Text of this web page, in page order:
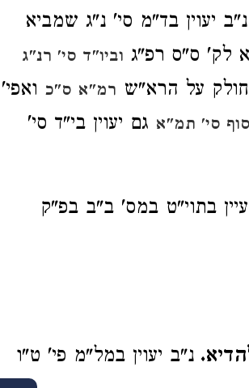
נ"ב יעוין בד"מ סי' נ"ג שמביא
לק' ס"ס רפ"ג וביו"ד סי' רנ"ג
על הרא"ש רמ"א ס"כ ואפי'
סי' תמ"א גם יעוין בי"ד סי'
בתוי"ט במס' ב"ב בפ"ק
נ"ב יעוין במל"מ פי' ט"ו